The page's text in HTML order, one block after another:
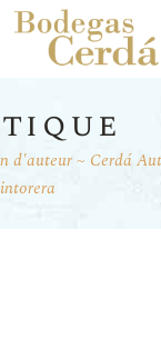
d'auteur
Cerdá